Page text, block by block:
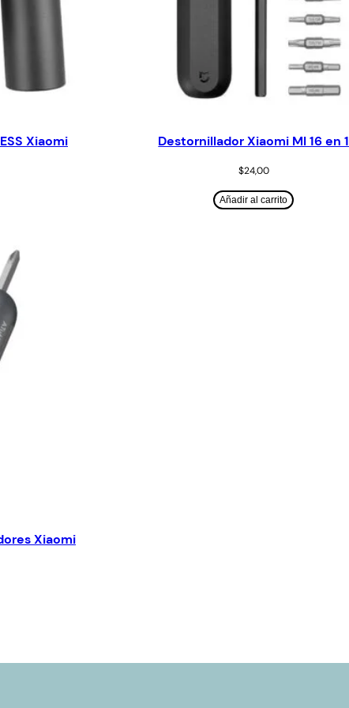
Xiaomi Destornillador Xiaomi MI 16 en 1
$24,00
Añadir al carrito
Xiaomi